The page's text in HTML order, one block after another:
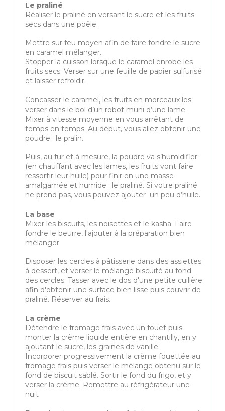
Le praliné
Réaliser le praliné en versant le sucre et les fruits
secs dans une poêle.
Mettre sur feu moyen afin de faire fondre le sucre
en caramel mélanger.
Stopper la cuisson lorsque le caramel enrobe les
fruits secs. Verser sur une feuille de papier sulfurisé
et laisser refroidir.
Concasser le caramel, les fruits en morceaux les
verser dans le bol d’un robot muni d’une lame.
Mixer à vitesse moyenne en vous arrêtant de
temps en temps. Au début, vous allez obtenir une
poudre : le pralin.
Puis, au fur et à mesure, la poudre va s’humidifier
(en chauffant avec les lames, les fruits vont faire
ressortir leur huile) pour finir en une masse
amalgamée et humide : le praliné. Si votre praliné
ne prend pas, vous pouvez ajouter un peu d’huile.
La base
Mixer les biscuits, les noisettes et le kasha. Faire
fondre le beurre, l'ajouter à la préparation bien
mélanger.
Disposer les cercles à pâtisserie dans des assiettes
à dessert, et verser le mélange biscuité au fond
des cercles. Tasser avec le dos d'une petite cuillère
afin d'obtenir une surface bien lisse puis couvrir de
praliné. Réserver au frais.
La crème
Détendre le fromage frais avec un fouet puis
monter la crème liquide entière en chantilly, en y
ajoutant le sucre, les graines de vanille.
Incorporer progressivement la crème fouettée au
fromage frais puis verser le mélange obtenu sur le
fond de biscuit sablé. Sortir le fond du frigo, et y
verser la crème. Remettre au réfrigérateur une
nuit